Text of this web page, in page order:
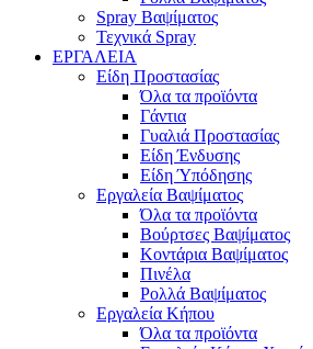
Spray Βαψίματος
Τεχνικά Spray
ΕΡΓΑΛΕΙΑ
Είδη Προστασίας
Όλα τα προϊόντα
Γάντια
Γυαλιά Προστασίας
Είδη Ένδυσης
Είδη Ύπόδησης
Εργαλεία Βαψίματος
Όλα τα προϊόντα
Βούρτσες Βαψίματος
Κοντάρια Βαψίματος
Πινέλα
Ρολλά Βαψίματος
Εργαλεία Κήπου
Όλα τα προϊόντα